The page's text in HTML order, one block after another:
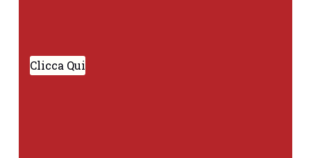
Clicca Qui